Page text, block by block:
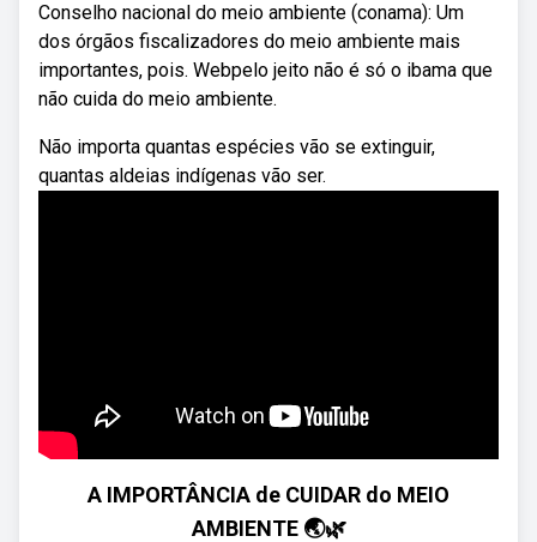
Conselho nacional do meio ambiente (conama): Um
dos órgãos fiscalizadores do meio ambiente mais
importantes, pois. Webpelo jeito não é só o ibama que
não cuida do meio ambiente.
Não importa quantas espécies vão se extinguir,
quantas aldeias indígenas vão ser.
A IMPORTÂNCIA de CUIDAR do MEIO
AMBIENTE 🌏🌿